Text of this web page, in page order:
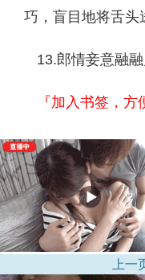
巧，盲目地将舌头
13.郎情妾意融
『加入书签，方
上一